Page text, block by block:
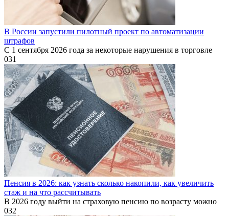
В России запустили пилотный проект по автоматизации
штрафов
С 1 сентября 2026 года за некоторые нарушения в торговле
031
Пенсия в 2026: как узнать сколько накопили, как увеличить
стаж и на что рассчитывать
В 2026 году выйти на страховую пенсию по возрасту можно
032